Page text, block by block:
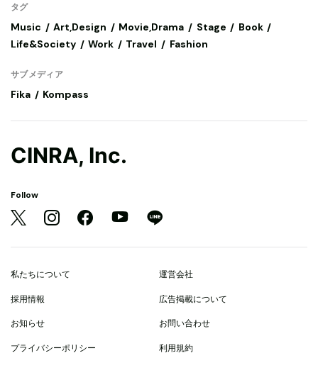
タグ
Music Art,Design Movie,Drama Stage
Book
Life&Society
Work Travel Fashion
サブメディア
Fika Kompass
CINRA, Inc.
Follow
私たちについて 運営会社
採用情報 広告掲載について
お知らせ お問い合わせ
プライバシーポリシー 利用規約